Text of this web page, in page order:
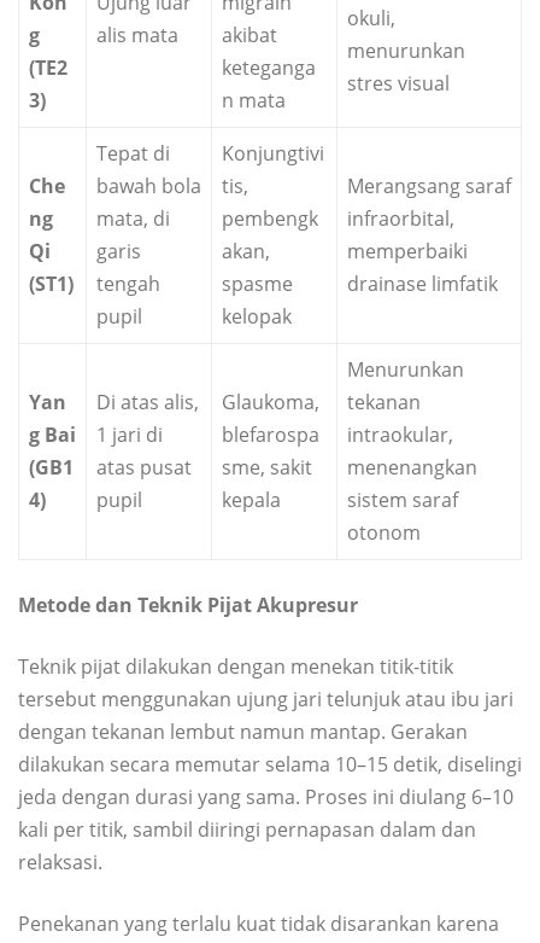
g
(TE2
3)
alis mata
akibat
keteganga
n mata
okuli,
menurunkan
stres visual
Che
ng
Qi
(ST1)
Tepat di
bawah bola
mata, di
garis
tengah
pupil
Konjungtivi
tis,
pembengk
akan,
spasme
kelopak
Merangsang saraf
infraorbital,
memperbaiki
drainase limfatik
Yan
g Bai
(GB1
4)
Di atas alis,
1 jari di
atas pusat
pupil
Glaukoma,
blefarospa
sme, sakit
kepala
Menurunkan
tekanan
intraokular,
menenangkan
sistem saraf
otonom
Metode dan Teknik Pijat Akupresur
Teknik pijat dilakukan dengan menekan titik-titik
tersebut menggunakan ujung jari telunjuk atau ibu jari
dengan tekanan lembut namun mantap. Gerakan
dilakukan secara memutar selama 10–15 detik, diselingi
jeda dengan durasi yang sama. Proses ini diulang 6–10
kali per titik, sambil diiringi pernapasan dalam dan
relaksasi.
Penekanan yang terlalu kuat tidak disarankan karena